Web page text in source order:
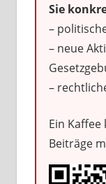
Sie
–
– neue
–
Ein Kaffee
Beiträge